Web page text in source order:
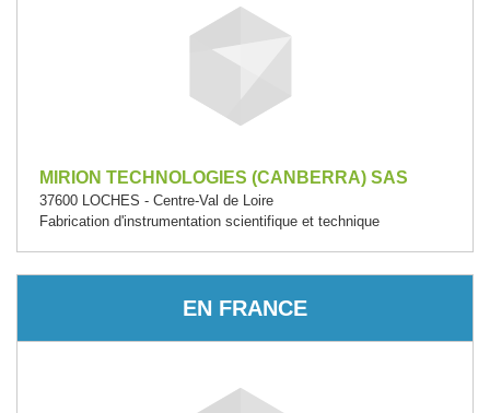
MIRION TECHNOLOGIES (CANBERRA) SAS
37600 LOCHES - Centre-Val de Loire
Fabrication d'instrumentation scientifique et technique
EN FRANCE